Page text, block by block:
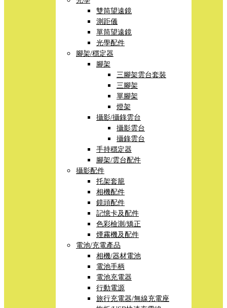
雙筒望遠鏡
測距儀
單筒望遠鏡
光學配件
腳架/穩定器
腳架
三腳架雲台套裝
三腳架
單腳架
燈架
攝影/攝錄雲台
攝影雲台
攝錄雲台
手持穩定器
腳架/雲台配件
攝影配件
托架套籠
相機配件
鏡頭配件
記憶卡及配件
色彩檢測/矯正
煙霧機及配件
電池/充電產品
相機/器材電池
電池手柄
電池充電器
行動電源
旅行充電器/無線充電座